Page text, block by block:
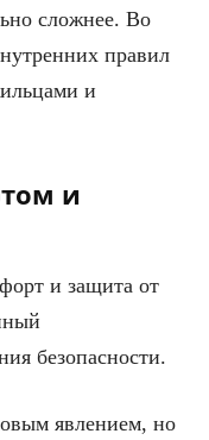
сложнее. Во
правил
и
и
и защита от
безопасности.
явлением, но